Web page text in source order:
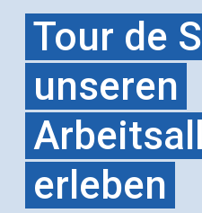
Tour de
unseren
erleben